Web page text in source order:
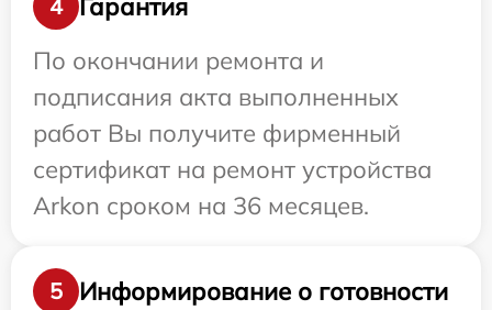
4
Гарантия
По окончании ремонта и
подписания акта выполненных
работ Вы получите фирменный
сертификат на ремонт устройства
Arkon сроком на 36 месяцев.
5
Информирование о готовности